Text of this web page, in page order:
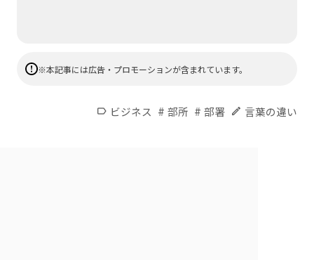
※本記事には広告・プロモーションが含まれています。
label ビジネス # 部所 # 部署 edit 言葉の違い